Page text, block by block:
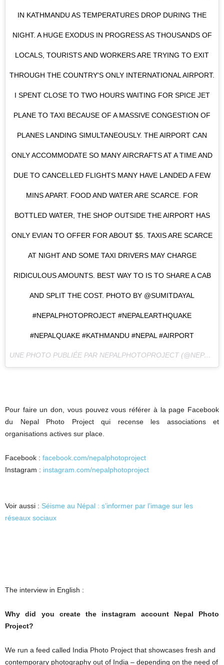
IN KATHMANDU AS TEMPERATURES DROP DURING THE
NIGHT. A HUGE EXODUS IN PROGRESS AS THOUSANDS OF
LOCALS, TOURISTS AND WORKERS ARE TRYING TO EXIT
THROUGH THE COUNTRY'S ONLY INTERNATIONAL AIRPORT.
I SPENT CLOSE TO TWO HOURS WAITING FOR SPICE JET
PLANE TO TAXI BECAUSE OF A MASSIVE CONGESTION OF
PLANES LANDING SIMULTANEOUSLY. THE AIRPORT CAN
ONLY ACCOMMODATE SO MANY AIRCRAFTS AT A TIME AND
DUE TO CANCELLED FLIGHTS MANY HAVE LANDED A FEW
MINS APART. FOOD AND WATER ARE SCARCE. FOR
BOTTLED WATER, THE SHOP OUTSIDE THE AIRPORT HAS
ONLY EVIAN TO OFFER FOR ABOUT $5. TAXIS ARE SCARCE
AT NIGHT AND SOME TAXI DRIVERS MAY CHARGE
RIDICULOUS AMOUNTS. BEST WAY TO IS TO SHARE A CAB
AND SPLIT THE COST. PHOTO BY @SUMITDAYAL
#NEPALPHOTOPROJECT #NEPALEARTHQUAKE
#NEPALQUAKE #KATHMANDU #NEPAL #AIRPORT
UNE PHOTO PUBLIÉE PAR NEPALPHOTOPROJECT (@NEPALPHOTOPROJECT) LE
Pour faire un don, vous pouvez vous référer à la page Facebook
du Nepal Photo Project qui recense les associations et
organisations actives sur place.
Facebook : facebook.com/nepalphotoproject
Instagram : instagram.com/nepalphotoproject
Voir aussi : Séisme au Népal : s’informer par l’image sur les
réseaux sociaux
The interview in English :
Why did you create the instagram account Nepal Photo
Project?
We run a feed called India Photo Project that showcases fresh and
contemporary photography out of India – depending on the need of